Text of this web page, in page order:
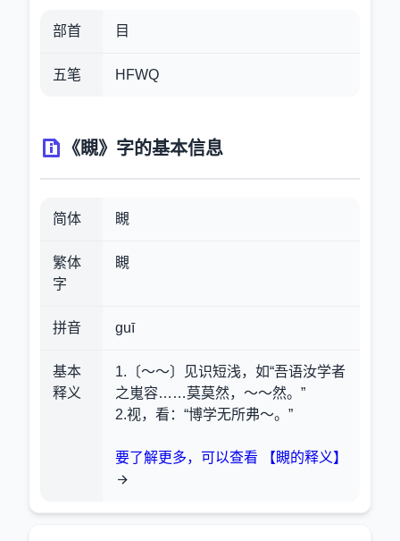
部首 目
五笔 HFWQ
《瞡》字的基本信息
简体 瞡
繁体
字
瞡
拼音 guī
基本
释义
1.〔～～〕见识短浅，如“吾语汝学者
之嵬容……莫莫然，～～然。”
2.视，看 ：“博学无所弗～。”
要了解更多，可以查看 【瞡的释义】